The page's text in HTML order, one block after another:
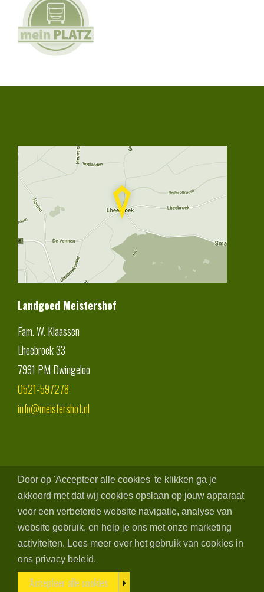
Landgoed Meistershof
Fam. W. Klaassen
Lheebroek 33
7991 PM Dwingeloo
0521-597278
info@meistershof.nl
Door op 'Accepteer alle cookies' te klikken ga je
akkoord met dat wij cookies opslaan op jouw apparaat
voor een verbeterde website navigatie, analyse van
website gebruik, en help je ons met onze marketing
activiteiten. Lees meer over het gebruik van cookies in
ons privacy beleid.
Accepteer alle cookies